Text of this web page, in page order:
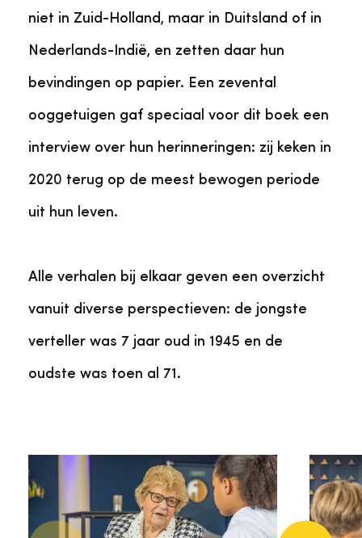
niet in Zuid-Holland, maar in Duitsland of in
Nederlands-Indië, en zetten daar hun
bevindingen op papier. Een zevental
ooggetuigen gaf speciaal voor dit boek een
interview over hun herinneringen: zij keken in
2020 terug op de meest bewogen periode
uit hun leven.
Alle verhalen bij elkaar geven een overzicht
vanuit diverse perspectieven: de jongste
verteller was 7 jaar oud in 1945 en de
oudste was toen al 71.